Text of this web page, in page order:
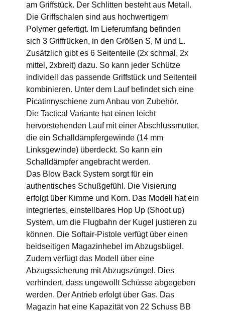
am Griffstück. Der Schlitten besteht aus Metall.
Die Griffschalen sind aus hochwertigem
Polymer gefertigt. Im Lieferumfang befinden
sich 3 Griffrücken, in den Größen S, M und L.
Zusätzlich gibt es 6 Seitenteile (2x schmal, 2x
mittel, 2xbreit) dazu. So kann jeder Schütze
individell das passende Griffstück und Seitenteil
kombinieren. Unter dem Lauf befindet sich eine
Picatinnyschiene zum Anbau von Zubehör.
Die Tactical Variante hat einen leicht
hervorstehenden Lauf mit einer Abschlussmutter,
die ein Schalldämpfergewinde (14 mm
Linksgewinde) überdeckt. So kann ein
Schalldämpfer angebracht werden.
Das Blow Back System sorgt für ein
authentisches Schußgefühl. Die Visierung
erfolgt über Kimme und Korn. Das Modell hat ein
integriertes, einstellbares Hop Up (Shoot up)
System, um die Flugbahn der Kugel justieren zu
können. Die Softair-Pistole verfügt über einen
beidseitigen Magazinhebel im Abzugsbügel.
Zudem verfügt das Modell über eine
Abzugssicherung mit Abzugszüngel. Dies
verhindert, dass ungewollt Schüsse abgegeben
werden. Der Antrieb erfolgt über Gas. Das
Magazin hat eine Kapazität von 22 Schuss BB